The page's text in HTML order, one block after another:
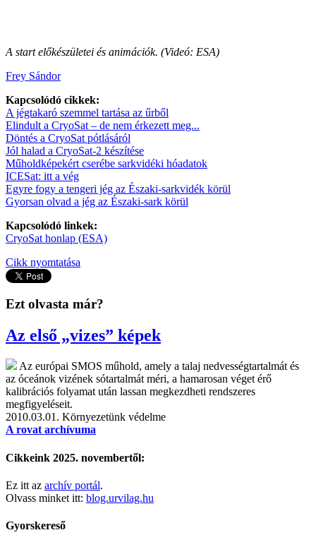
A start előkészületei és animációk. (Videó: ESA)
Frey Sándor
Kapcsolódó cikkek:
A jégtakaró szemmel tartása az űrből
Elindult a CryoSat – de nem érkezett meg...
Döntés a CryoSat pótlásáról
Jól halad a CryoSat-2 készítése
Műholdképekért cserébe sarkvidéki hóadatok
ICESat: itt a vég
Egyre fogy a tengeri jég az Északi-sarkvidék körül
Gyorsan olvad a jég az Északi-sark körül
Kapcsolódó linkek:
CryoSat honlap (ESA)
Cikk nyomtatása
Ezt olvasta már?
Az első „vizes” képek
Az európai SMOS műhold, amely a talaj nedvességtartalmát és
az óceánok vizének sótartalmát méri, a hamarosan véget érő
kalibrációs folyamat után lassan megkezdheti rendszeres
megfigyeléseit.
2010.03.01. Környezetünk védelme
A rovat archívuma
Cikkeink 2025. novembertől:
Ez itt az archív portál.
Olvass minket itt: blog.urvilag.hu
Gyorskereső